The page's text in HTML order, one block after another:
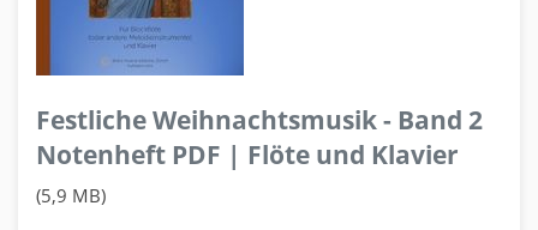
Festliche Weihnachtsmusik - Band 2
Notenheft PDF | Flöte und Klavier
(5,9 MB)